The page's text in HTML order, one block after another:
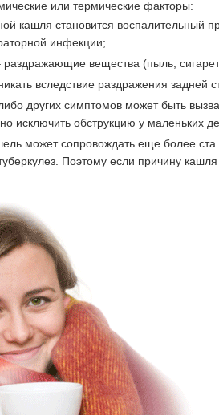
или термические факторы:
кашля становится воспалительный
инфекции;
раздражающие вещества (пыль,
вследствие раздражения задней
других симптомов может быть
исключить обструкцию у маленьких
может сопровождать еще более
Поэтому если причину